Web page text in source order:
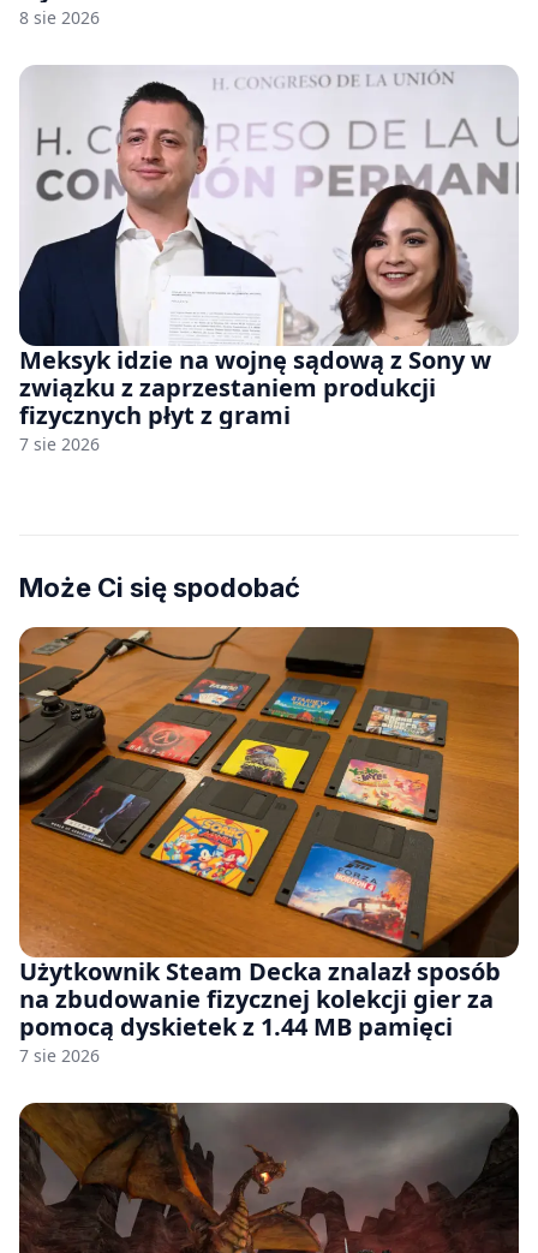
8 sie 2026
Meksyk idzie na wojnę sądową z Sony w
związku z zaprzestaniem produkcji
fizycznych płyt z grami
7 sie 2026
Może Ci się spodobać
Użytkownik Steam Decka znalazł sposób
na zbudowanie fizycznej kolekcji gier za
pomocą dyskietek z 1.44 MB pamięci
7 sie 2026